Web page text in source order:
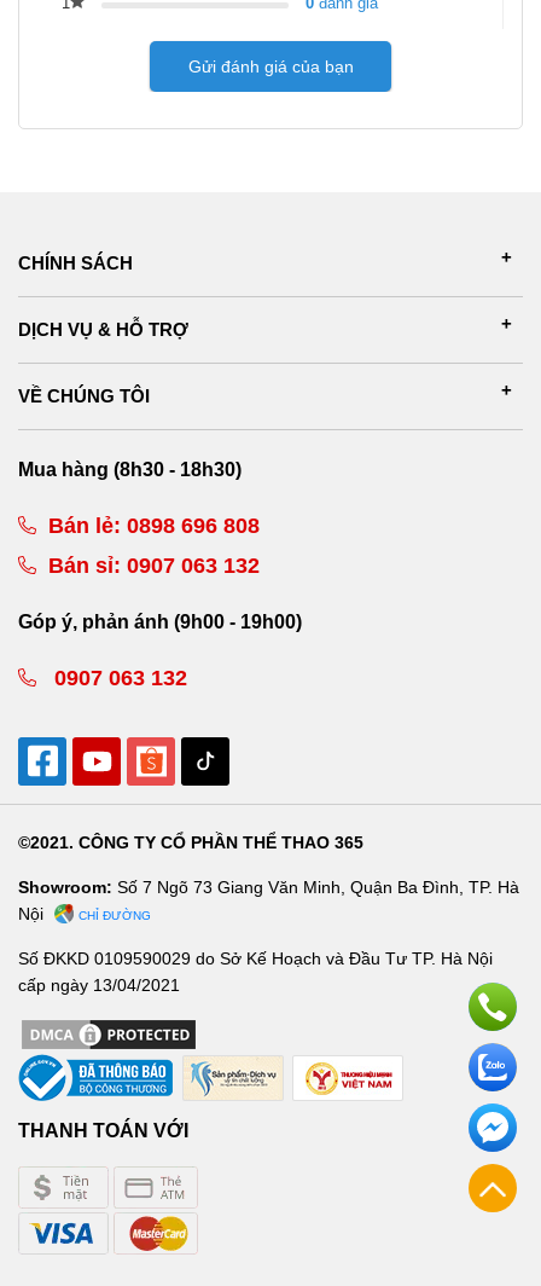
Gửi đánh giá của bạn
CHÍNH SÁCH
DỊCH VỤ & HỖ TRỢ
VỀ CHÚNG TÔI
Mua hàng (8h30 - 18h30)
Bán lẻ: 0898 696 808
Bán sỉ: 0907 063 132
Góp ý, phản ánh (9h00 - 19h00)
0907 063 132
©2021. CÔNG TY CỔ PHẦN THỂ THAO 365
Showroom: Số 7 Ngõ 73 Giang Văn Minh, Quận Ba Đình, TP. Hà
Nội
CHỈ ĐƯỜNG
Số ĐKKD 0109590029 do Sở Kế Hoạch và Đầu Tư TP. Hà Nội
cấp ngày 13/04/2021
THANH TOÁN VỚI